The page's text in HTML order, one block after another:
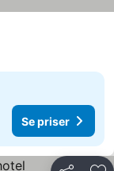
Se priser